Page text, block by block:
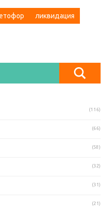
ликвидация
(116)
(66)
(58)
(32)
(31)
(21)